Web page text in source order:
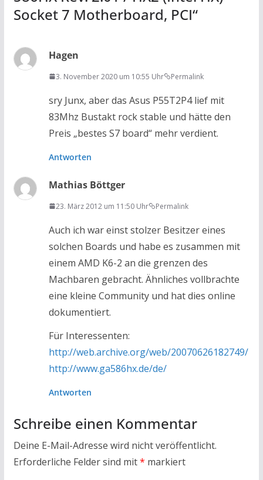
Socket 7 Motherboard, PCI“
Hagen
3. November 2020 um 10:55 Uhr Permalink
sry Junx, aber das Asus P55T2P4 lief mit
83Mhz Bustakt rock stable und hätte den
Preis „bestes S7 board“ mehr verdient.
Antworten
Mathias Böttger
23. März 2012 um 11:50 Uhr Permalink
Auch ich war einst stolzer Besitzer eines
solchen Boards und habe es zusammen mit
einem AMD K6-2 an die grenzen des
Machbaren gebracht. Ähnliches vollbrachte
eine kleine Community und hat dies online
dokumentiert.
Für Interessenten:
http://web.archive.org/web/20070626182749/
http://www.ga586hx.de/de/
Antworten
Schreibe einen Kommentar
Deine E-Mail-Adresse wird nicht veröffentlicht.
Erforderliche Felder sind mit* markiert